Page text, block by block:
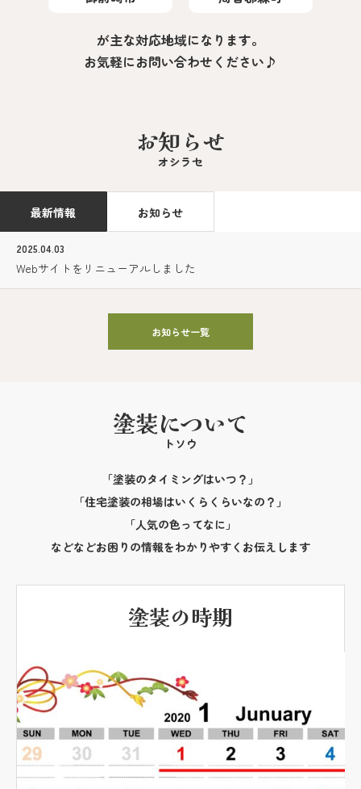
が主な対応地域になります。
お気軽にお問い合わせください♪
お知らせ
オシラセ
最新情報 お知らせ
2025.04.03
Webサイトをリニューアルしました
お知らせ一覧
塗装について
トソウ
「塗装のタイミングはいつ？」
「住宅塗装の相場はいくらくらいなの？」
「人気の色ってなに」
などなどお困りの情報をわかりやすくお伝えします
塗装の時期